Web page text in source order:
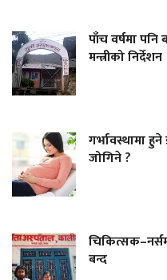
पाँच वर्षमा
मन्त्रीको निर्देशन
गर्भावस्थामा
जोगिने ?
बन्द